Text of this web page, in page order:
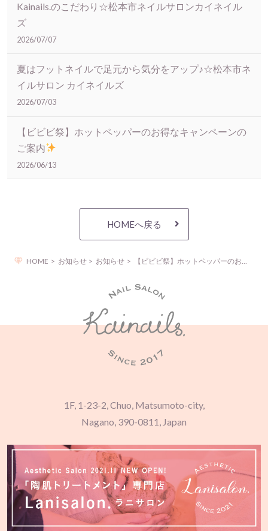
Kainails.のこだわり☆松本市ネイルサロンカイネイル
ズ
2026/07/07
夏はフットネイルで足元から気分をアップ♪☆松本市ネ
イルサロン カイネイルズ
2026/07/03
【ビビビ祭】ホットペッパーのお得なキャンペーンの
ご案内
2026/06/13
HOMEへ戻る
HOME お知らせ お知らせ
1F, 1-23-2, Chuo, Matsumoto-city,
Nagano, 390-0811, Japan